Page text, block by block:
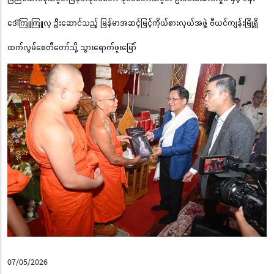
ဒေါ်ကြူကြူလှ ဦးဆောင်သည့် မြန်မာအဆင့်မြင့်ကိုယ်စားလှယ်အဖွဲ့ ဗီယင်ကျန်းမြို့ရှိ
ထက်လွမ်စေတီတော်သို့ သွားရောက်ဖူးမြော်
07/05/2026